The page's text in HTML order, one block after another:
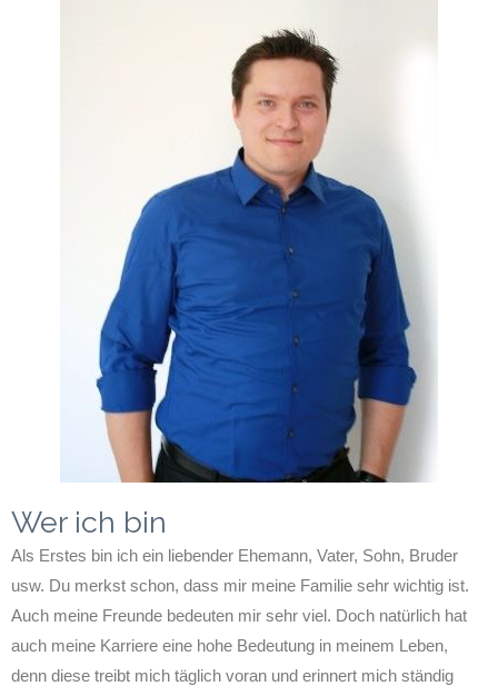
Wer ich bin
Als Erstes bin ich ein liebender Ehemann, Vater, Sohn, Bruder
usw. Du merkst schon, dass mir meine Familie sehr wichtig ist.
Auch meine Freunde bedeuten mir sehr viel. Doch natürlich hat
auch meine Karriere eine hohe Bedeutung in meinem Leben,
denn diese treibt mich täglich voran und erinnert mich ständig